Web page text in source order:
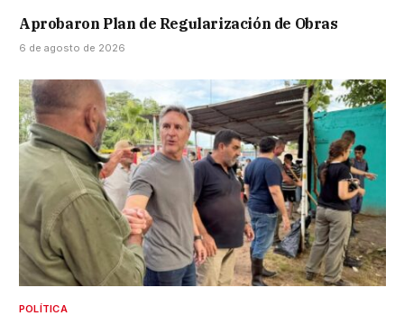
Aprobaron Plan de Regularización de Obras
6 de agosto de 2026
POLÍTICA